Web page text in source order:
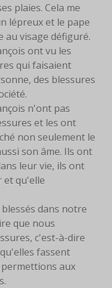
plaies. Cela me
lépreux et le pape
au visage défiguré.
ont vu les
qui faisaient
des blessures
n'ont pas
et les ont
non seulement le
son âme. Ils ont
leur vie, ils ont
et qu'elle
dans notre
que nous
c'est-à-dire
fassent
aux